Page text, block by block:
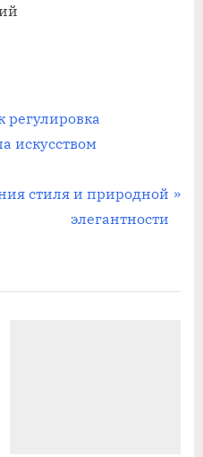
регулировка
искусством
стиля и природной
элегантности